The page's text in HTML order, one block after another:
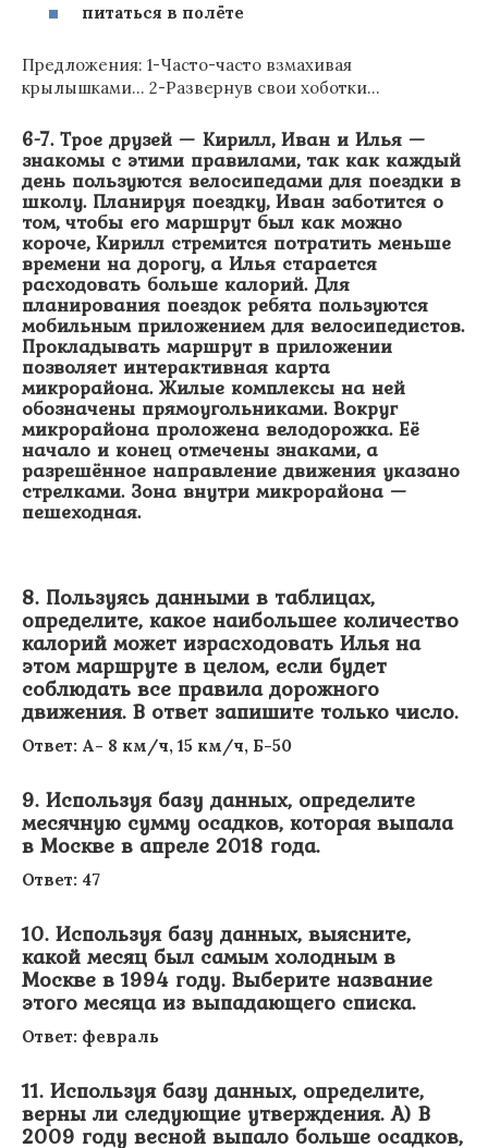
питаться в полёте
Предложения: 1-Часто-часто взмахивая
крылышками… 2-Развернув свои хоботки…
6-7. Трое друзей — Кирилл, Иван и Илья —
знакомы с этими правилами, так как каждый
день пользуются велосипедами для поездки в
школу. Планируя поездку, Иван заботится о
том, чтобы его маршрут был как можно
короче, Кирилл стремится потратить меньше
времени на дорогу, а Илья старается
расходовать больше калорий. Для
планирования поездок ребята пользуются
мобильным приложением для велосипедистов.
Прокладывать маршрут в приложении
позволяет интерактивная карта
микрорайона. Жилые комплексы на ней
обозначены прямоугольниками. Вокруг
микрорайона проложена велодорожка. Её
начало и конец отмечены знаками, а
разрешённое направление движения указано
стрелками. Зона внутри микрорайона —
пешеходная.
8. Пользуясь данными в таблицах,
определите, какое наибольшее количество
калорий может израсходовать Илья на
этом маршруте в целом, если будет
соблюдать все правила дорожного
движения. В ответ запишите только число.
Ответ: А- 8 км/ч, 15 км/ч, Б-50
9. Используя базу данных, определите
месячную сумму осадков, которая выпала
в Москве в апреле 2018 года.
Ответ: 47
10. Используя базу данных, выясните,
какой месяц был самым холодным в
Москве в 1994 году. Выберите название
этого месяца из выпадающего списка.
Ответ: февраль
11. Используя базу данных, определите,
верны ли следующие утверждения. A) В
2009 году весной выпало больше осадков,